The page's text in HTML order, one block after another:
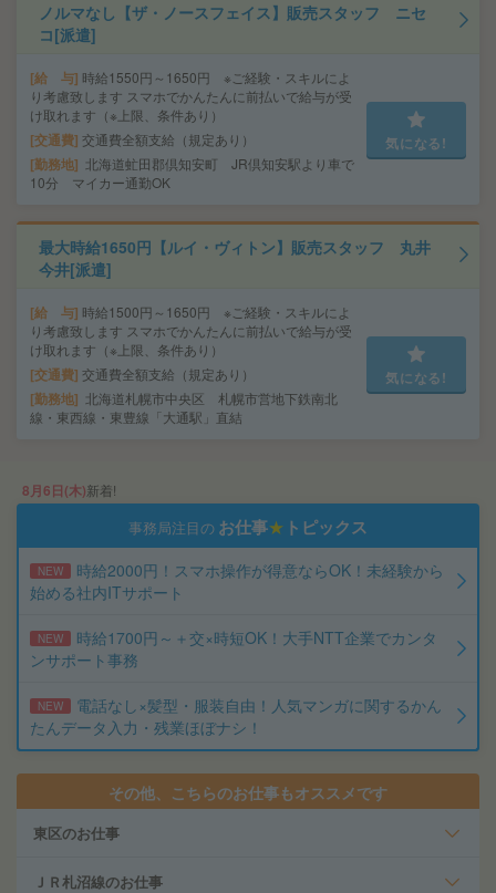
ノルマなし【ザ・ノースフェイス】販売スタッフ ニセ
コ[派遣]
給 与 時給1550円～1650円 ※ご経験・スキルによ
り考慮致します スマホでかんたんに前払いで給与が受
け取れます（※上限、条件あり）
交通費 交通費全額支給（規定あり）
勤務地
北海道虻田郡倶知安町 JR倶知安駅より車で
10分 マイカー通勤OK
気になる!
最大時給1650円【ルイ・ヴィトン】販売スタッフ 丸井
今井[派遣]
給 与 時給1500円～1650円 ※ご経験・スキルによ
り考慮致します スマホでかんたんに前払いで給与が受
け取れます（※上限、条件あり）
交通費 交通費全額支給（規定あり）
勤務地
北海道札幌市中央区 札幌市営地下鉄南北
線・東西線・東豊線「大通駅」直結
気になる!
8月6日(木)新着!
事務局注目の お仕事★ トピックス
NEW
時給2000円！スマホ操作が得意ならOK！未経験から
始める社内ITサポート
NEW
時給1700円～＋交×時短OK！大手NTT企業でカンタ
ンサポート事務
NEW
電話なし×髪型・服装自由！人気マンガに関するかん
たんデータ入力・残業ほぼナシ！
その他、こちらのお仕事もオススメです
東区のお仕事
ＪＲ札沼線のお仕事